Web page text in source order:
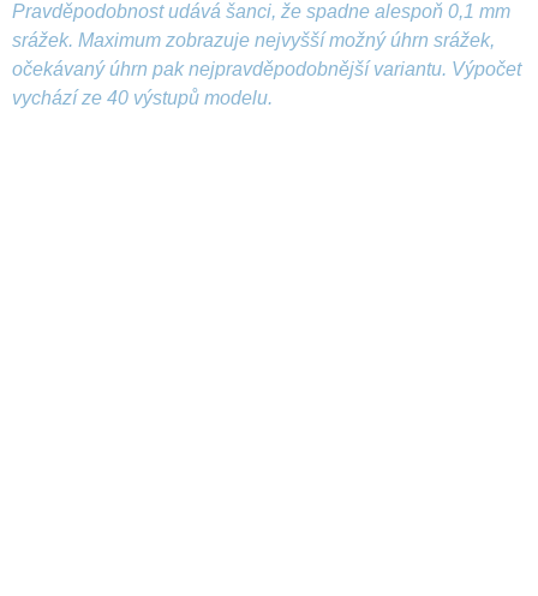
Pravděpodobnost udává šanci, že spadne alespoň 0,1 mm
srážek. Maximum zobrazuje nejvyšší možný úhrn srážek,
očekávaný úhrn pak nejpravděpodobnější variantu. Výpočet
vychází ze 40 výstupů modelu.